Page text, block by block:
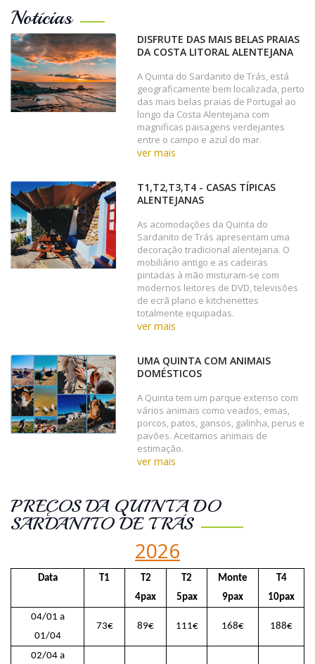
Notícias
DISFRUTE DAS MAIS BELAS PRAIAS
DA COSTA LITORAL ALENTEJANA
A Quinta do Sardanito de Trás, está
geograficamente bem localizada, perto
das mais belas praias de Portugal ao
longo da Costa Alentejana com
magnificas paisagens verdejantes
entre o campo e azul do mar.
ver mais
T1,T2,T3,T4 - CASAS TÍPICAS
ALENTEJANAS
As acomodações da Quinta do
Sardanito de Trás apresentam uma
decoração tradicional alentejana. O
mobiliário antigo e as cadeiras
pintadas à mão misturam-se com
modernos leitores de DVD, televisões
de ecrã plano e kitchenettes
totalmente equipadas.
ver mais
UMA QUINTA COM ANIMAIS
DOMÉSTICOS
A Quinta tem um parque extenso com
vários animais como veados, emas,
porcos, patos, gansos, galinha, perus e
pavões. Aceitamos animais de
estimação.
ver mais
PREÇOS DA QUINTA DO
SARDANITO DE TRÁS
2026
Data T1
T2
4pax
T2
5pax
Monte
9pax
T4
10pax
04/01 a
01/04
73€ 89€ 111€ 168€ 188€
02/04 a